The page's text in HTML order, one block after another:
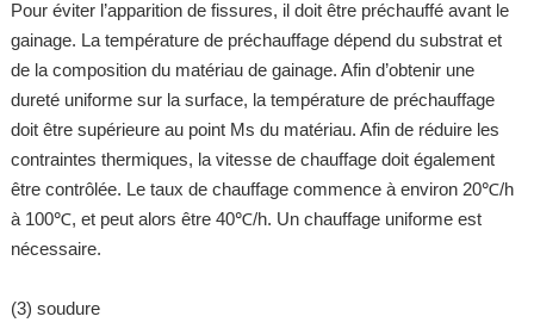
Pour éviter l’apparition de fissures, il doit être préchauffé avant le
gainage. La température de préchauffage dépend du substrat et
de la composition du matériau de gainage. Afin d’obtenir une
dureté uniforme sur la surface, la température de préchauffage
doit être supérieure au point Ms du matériau. Afin de réduire les
contraintes thermiques, la vitesse de chauffage doit également
être contrôlée. Le taux de chauffage commence à environ 20℃/h
à 100℃, et peut alors être 40℃/h. Un chauffage uniforme est
nécessaire.
(3) soudure